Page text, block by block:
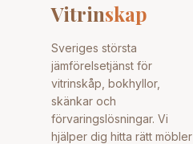
Vitrinskap
Sveriges största
jämförelsetjänst för
vitrinskåp, bokhyllor,
skänkar och
förvaringslösningar. Vi
hjälper dig hitta rätt möbler